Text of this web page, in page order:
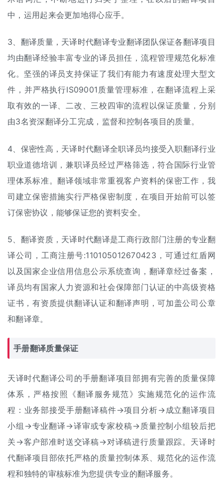
中，运用起来会更加地得心应手。
3、翻译质量，天译时代翻译专业翻译团队保证各翻译项目
均由翻译经验丰富专业的译员担任，流程管理规范化标准
化。坚强的译员支持保证了我们有能力有速度处理大型文
件，并严格执行IS09001质量管理标准，在翻译流程上采
取有效的一译、二改、三校四审的流程以保证质量，分别
由3名资深翻译分工完成，监督和控制各项目的质量。
4、保密性高，天译时代翻译全职译员均接受入职翻译行业
职业道德培训，兼职译员经过严格筛选，符合国际行业管
理体系标准。翻译领域非常重视客户资料的保密工作，我
司建立保密措施实行严格保密制度，在项目开始前可以签
订保密协议，能够保证您的资料安全。
5、翻译资质，天译时代翻译是工商行政部门注册的专业翻
译公司，工商注册号:110105012670423，可通过红盾网
以及国家企业信用信息公示系统查询，翻译章经过备案，
译员均有国家人力资源和社会保障部门认证的中高级资格
证书，有资质提供翻译认证和翻译声明，可加盖公司公章
和翻译章。
手册翻译质量保证
天译时代翻译公司的手册翻译项目部拥有完善的质量保障
体系，严格按照《翻译服务规范》实施规范化的运作流
程：业务部接受手册翻译稿件→项目分析→成立翻译项目
小组→专业翻译→译审或专家校稿→质量控制小组较后把
关→客户部准时送交译稿→对译稿进行质量跟踪。天译时
代翻译项目部依托严格的质量控制体系、规范化的运作流
程和独特的审核标准为您提供专业的翻译服务。